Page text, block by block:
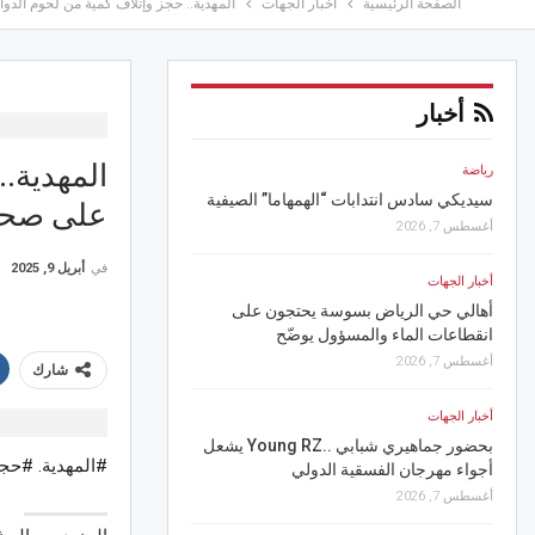
الصفحة الرئيسية أخبار الجهات المهدية.. حجز وإتلاف كمية من لحوم
على
في أبريل 9, 2025
شارك
#المهدية.
أخبار
رياضة
سيديكي سادس انتدابات “الهمهاما” الصيفية
أغسطس 7, 2026
أخبار الجهات
أهالي حي الرياض بسوسة يحتجون على
انقطاعات الماء والمسؤول يوضّح
أغسطس 7, 2026
أخبار الجهات
بحضور جماهيري شبابي ..Young RZ يشعل
أجواء مهرجان الفسقية الدولي
أغسطس 7, 2026
الريادة وتستقطب
معدنية بسبب الإحتكار
أخبار الجهات
الجامعي الملك سلمان